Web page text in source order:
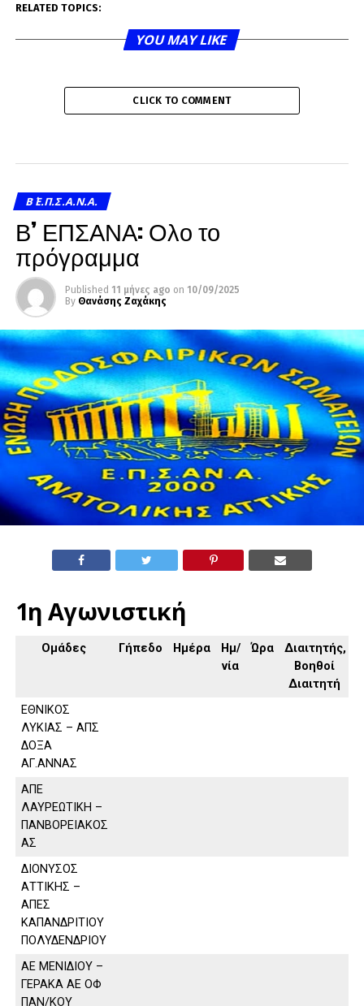
RELATED TOPICS:
YOU MAY LIKE
CLICK TO COMMENT
Β΄ Ε.Π.Σ.Α.Ν.Α.
Β’ ΕΠΣΑΝΑ: Ολο το
πρόγραμμα
Published 11 μήνες ago on 10/09/2025
By Θανάσης Ζαχάκης
1η Αγωνιστική
Ομάδες Γήπεδο Ημέρα
Ημ/
νία
Ώρα
Διαιτητής,
Βοηθοί
Διαιτητή
ΕΘΝΙΚΟΣ
ΛΥΚΙΑΣ – ΑΠΣ
ΔΟΞΑ
ΑΓ.ΑΝΝΑΣ
ΑΠΕ
ΛΑΥΡΕΩΤΙΚΗ –
ΠΑΝΒΟΡΕΙΑΚΟΣ
ΑΣ
ΔΙΟΝΥΣΟΣ
ΑΤΤΙΚΗΣ –
ΑΠΕΣ
ΚΑΠΑΝΔΡΙΤΙΟΥ
ΠΟΛΥΔΕΝΔΡΙΟΥ
ΑΕ ΜΕΝΙΔΙΟΥ –
ΓΕΡΑΚΑ ΑΕ ΟΦ
ΠΑΝ/ΚΟΥ